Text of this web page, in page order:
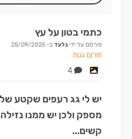
כתמי בטון על עץ
פורסם על ידי גלעד ב- 25/09/2025
פורום גגות
4
יש לי גג רעפים שקטע
מספק ולכן יש ממנו
קשים...